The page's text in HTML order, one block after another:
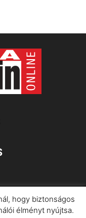
Információ
hogy biztonságos
élményt nyújtsa.